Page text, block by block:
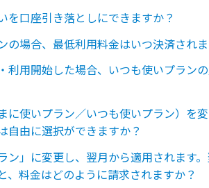
を口座引き落としにできますか？
の場合、最低利用料金はいつ決済され
利用開始した場合、いつも使いプラン
に使いプラン／いつも使いプラン）を
自由に選択ができますか？
ン」に変更し、翌月から適用されます
、料金はどのように請求されますか？